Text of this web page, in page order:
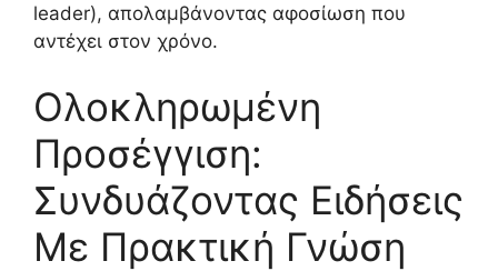
leader), απολαμβάνοντας αφοσίωση που
αντέχει στον χρόνο.
Ολοκληρωμένη
Προσέγγιση:
Συνδυάζοντας Ειδήσεις
Με Πρακτική Γνώση